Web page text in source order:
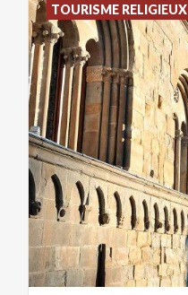
TOURISME RELIGIEUX